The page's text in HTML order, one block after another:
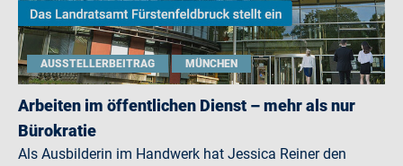
AUSSTELLERBEITRAG MÜNCHEN
Arbeiten im öffentlichen Dienst – mehr als nur
Bürokratie
Als Ausbilderin im Handwerk hat Jessica Reiner den